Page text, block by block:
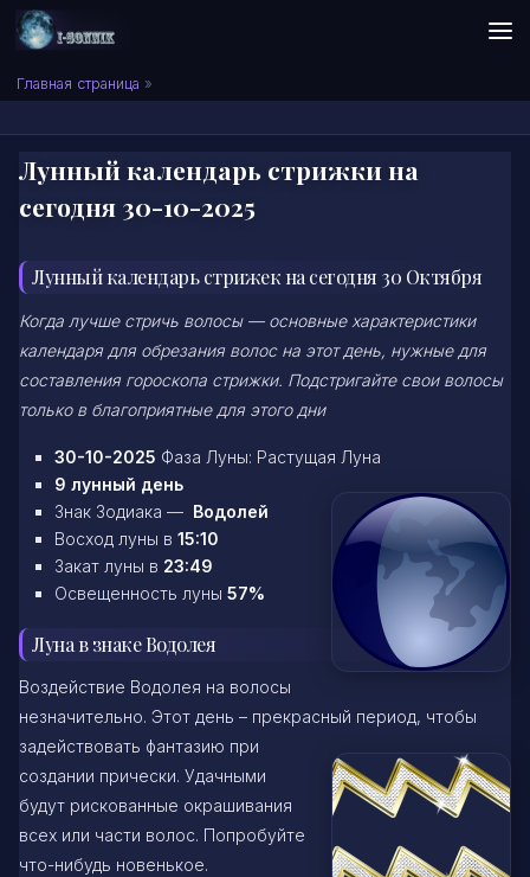
Skip to content
Сонник I-SONNIK.COM
Главная страница »
Лунный календарь стрижки на
сегодня 30-10-2025
Лунный календарь стрижек на сегодня 30 Октября
Когда лучше стричь волосы — основные характеристики
календаря для обрезания волос на этот день, нужные для
составления гороскопа стрижки. Подстригайте свои волосы
только в благоприятные для этого дни
30-10-2025 Фаза Луны: Растущая Луна
9 лунный день
Знак Зодиака — Водолей
Восход луны в 15:10
Закат луны в 23:49
Освещенность луны 57%
Луна в знаке Водолея
Воздействие Водолея на волосы
незначительно. Этот день – прекрасный период, чтобы
задействовать фантазию при
создании прически. Удачными
будут рискованные окрашивания
всех или части волос. Попробуйте
что-нибудь новенькое.